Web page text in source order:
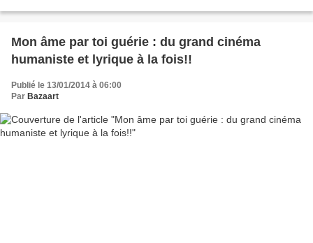
Mon âme par toi guérie : du grand cinéma
humaniste et lyrique à la fois!!
Publié le 13/01/2014 à 06:00
Par Bazaart